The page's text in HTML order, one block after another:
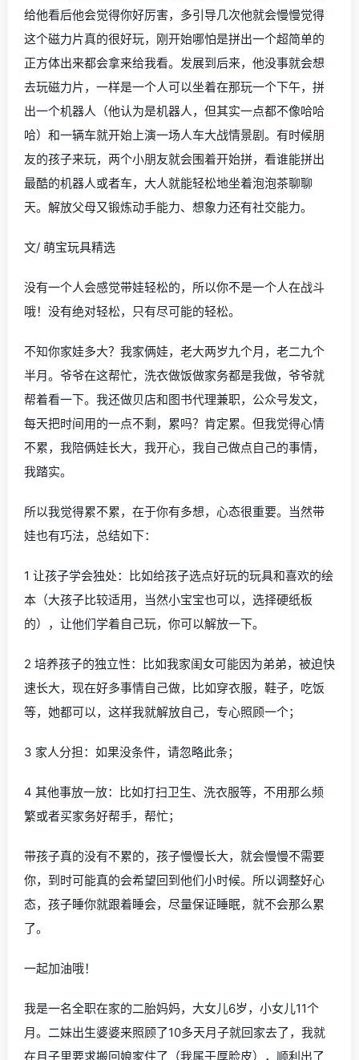
给他看后他会觉得你好厉害，多引导几次他就会慢慢觉得
这个磁力片真的很好玩，刚开始哪怕是拼出一个超简单的
正方体出来都会拿来给我看。发展到后来，他没事就会想
去玩磁力片，一样是一个人可以坐着在那玩一个下午，拼
出一个机器人（他认为是机器人，但其实一点都不像哈哈
哈）和一辆车就开始上演一场人车大战情景剧。有时候朋
友的孩子来玩，两个小朋友就会围着开始拼，看谁能拼出
最酷的机器人或者车，大人就能轻松地坐着泡泡茶聊聊
天。解放父母又锻炼动手能力、想象力还有社交能力。
文/ 萌宝玩具精选
没有一个人会感觉带娃轻松的，所以你不是一个人在战斗
哦！没有绝对轻松，只有尽可能的轻松。
不知你家娃多大？我家俩娃，老大两岁九个月，老二九个
半月。爷爷在这帮忙，洗衣做饭做家务都是我做，爷爷就
帮着看一下。我还做贝店和图书代理兼职，公众号发文，
每天把时间用的一点不剩，累吗？肯定累。但我觉得心情
不累，我陪俩娃长大，我开心，我自己做点自己的事情，
我踏实。
所以我觉得累不累，在于你有多想，心态很重要。当然带
娃也有巧法，总结如下：
1 让孩子学会独处：比如给孩子选点好玩的玩具和喜欢的绘
本（大孩子比较适用，当然小宝宝也可以，选择硬纸板
的），让他们学着自己玩，你可以解放一下。
2 培养孩子的独立性：比如我家闺女可能因为弟弟，被迫快
速长大，现在好多事情自己做，比如穿衣服，鞋子，吃饭
等，她都可以，这样我就解放自己，专心照顾一个；
3 家人分担：如果没条件，请忽略此条；
4 其他事放一放：比如打扫卫生、洗衣服等，不用那么频
繁或者买家务好帮手，帮忙；
带孩子真的没有不累的，孩子慢慢长大，就会慢慢不需要
你，到时可能真的会希望回到他们小时候。所以调整好心
态，孩子睡你就跟着睡会，尽量保证睡眠，就不会那么累
了。
一起加油哦！
我是一名全职在家的二胎妈妈，大女儿6岁，小女儿11个
月。二妹出生婆婆来照顾了10多天月子就回家去了，我就
在月子里要求搬回娘家住了（我属于厚脸皮），顺利出了